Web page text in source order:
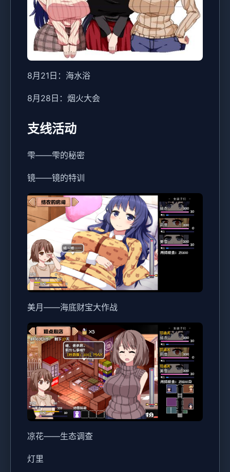
8月21日：海水浴
8月28日：烟火大会
支线活动
雫——雫的秘密
镜——镜的特训
美月——海底财宝大作战
凉花——生态调查
灯里